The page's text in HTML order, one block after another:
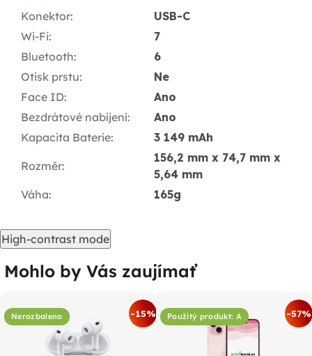
Konektor:
USB-C
Wi-Fi:
7
Bluetooth:
6
Otisk prstu:
Ne
Face ID:
Ano
Bezdrátové nabíjení:
Ano
Kapacita Baterie: 3 149 mAh
Rozměr:
156,2 mm x 74,7 mm x
5,64 mm
Váha: 165g
High-contrast mode
Mohlo by Vás zaujímať
Nerozbaleno -15% Použitý produkt: A -57%